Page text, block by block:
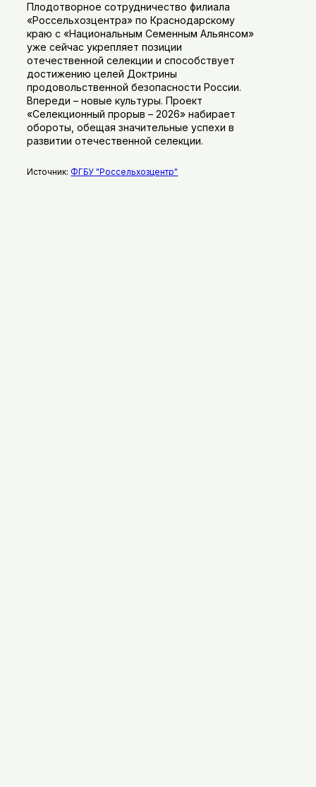
Плодотворное сотрудничество филиала
«Россельхозцентра» по Краснодарскому
краю с «Национальным Семенным Альянсом»
уже сейчас укрепляет позиции
отечественной селекции и способствует
достижению целей Доктрины
продовольственной безопасности России.
Впереди – новые культуры. Проект
«Селекционный прорыв – 2026» набирает
обороты, обещая значительные успехи в
развитии отечественной селекции.
Источник: ФГБУ "Россельхозцентр"